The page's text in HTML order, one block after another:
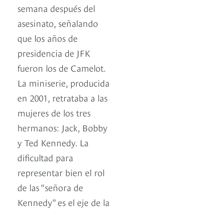
semana después del
asesinato, señalando
que los años de
presidencia de JFK
fueron los de Camelot.
La miniserie, producida
en 2001, retrataba a las
mujeres de los tres
hermanos: Jack, Bobby
y Ted Kennedy. La
dificultad para
representar bien el rol
de las “señora de
Kennedy” es el eje de la